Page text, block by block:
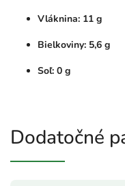
Vláknina: 11 g
Bielkoviny: 5,6 g
Soľ: 0 g
Dodatočné